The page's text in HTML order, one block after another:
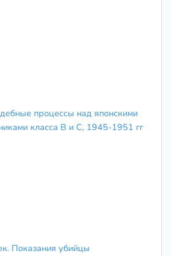
процессы над японскими
класса В и С, 1945-1951 гг
Показания убийцы